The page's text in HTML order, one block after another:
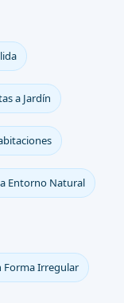
a Jardín
Entorno Natural
Forma Irregular